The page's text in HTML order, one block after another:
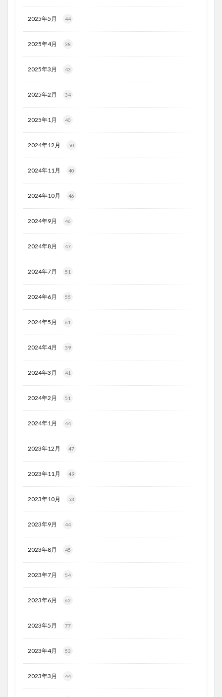
2025年5月 44
2025年4月 38
2025年3月 43
2025年2月 34
2025年1月 40
2024年12月 50
2024年11月 40
2024年10月 46
2024年9月 46
2024年8月 47
2024年7月 51
2024年6月 55
2024年5月 61
2024年4月 39
2024年3月 41
2024年2月 51
2024年1月 44
2023年12月 47
2023年11月 49
2023年10月 53
2023年9月 44
2023年8月 45
2023年7月 54
2023年6月 62
2023年5月 77
2023年4月 53
2023年3月 44